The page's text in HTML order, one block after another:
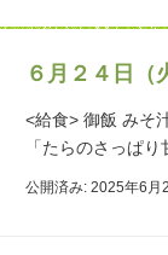
６月２４日
<給食> 御飯 みそ
「たらのさっぱ
公開済み: 2025年6月